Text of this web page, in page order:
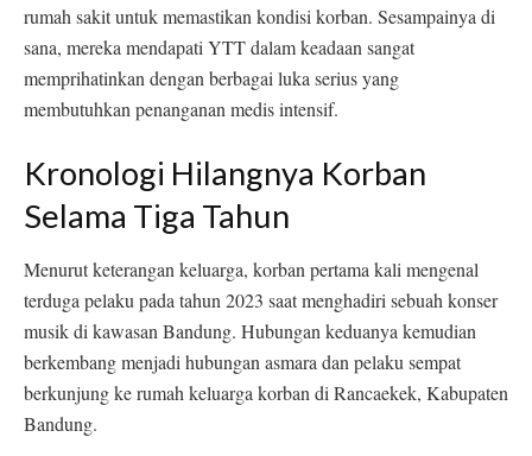
rumah sakit untuk memastikan kondisi korban. Sesampainya di
sana, mereka mendapati YTT dalam keadaan sangat
memprihatinkan dengan berbagai luka serius yang
membutuhkan penanganan medis intensif.
Kronologi Hilangnya Korban
Selama Tiga Tahun
Menurut keterangan keluarga, korban pertama kali mengenal
terduga pelaku pada tahun 2023 saat menghadiri sebuah konser
musik di kawasan Bandung. Hubungan keduanya kemudian
berkembang menjadi hubungan asmara dan pelaku sempat
berkunjung ke rumah keluarga korban di Rancaekek, Kabupaten
Bandung.